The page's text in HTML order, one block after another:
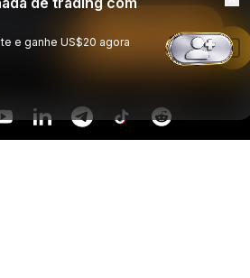
Inscrição
e ganhe US$20 agora
Leia no app da Bybit